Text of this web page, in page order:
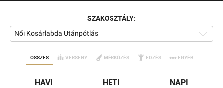
SZAKOSZTÁLY:
Női Kosárlabda Utánpótlás
ÖSSZES VERSENY MÉRKŐZÉS EDZÉS EGYÉB
HAVI HETI NAPI